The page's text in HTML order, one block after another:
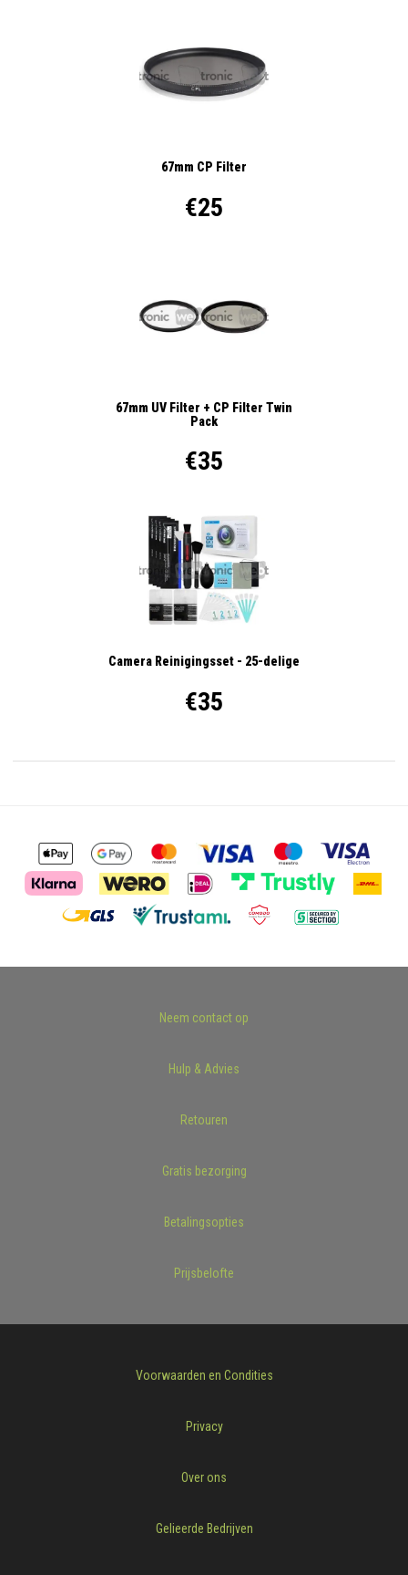
67mm CP Filter
€25
67mm UV Filter + CP Filter Twin
Pack
€35
Camera Reinigingsset - 25-delige
€35
Neem contact op
Hulp & Advies
Retouren
Gratis bezorging
Betalingsopties
Prijsbelofte
Voorwaarden en Condities
Privacy
Over ons
Gelieerde Bedrijven